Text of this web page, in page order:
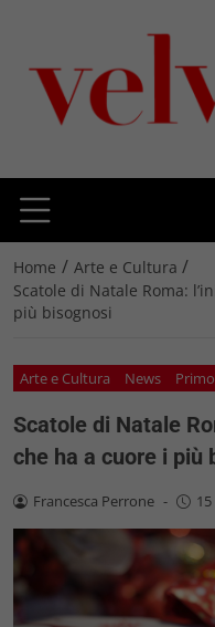
Home / Arte e Cultura /
Scatole di Natale Roma:
più bisognosi
Arte e Cultura News
Scatole di Natale
che ha a cuore i più
Francesca Perrone -